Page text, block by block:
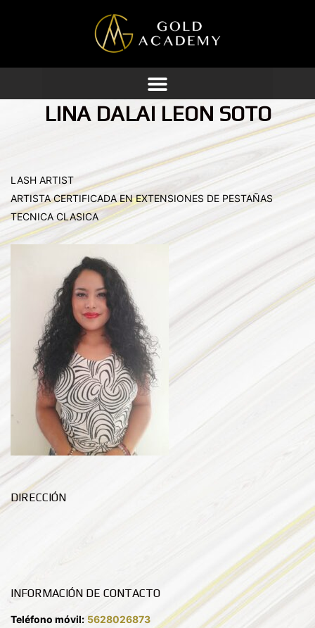
contenido
LINA DALAI LEON SOTO
LASH ARTIST
ARTISTA CERTIFICADA EN EXTENSIONES DE PESTAÑAS
TECNICA CLASICA
DIRECCIÓN
INFORMACIÓN DE CONTACTO
Teléfono móvil: 5628026873